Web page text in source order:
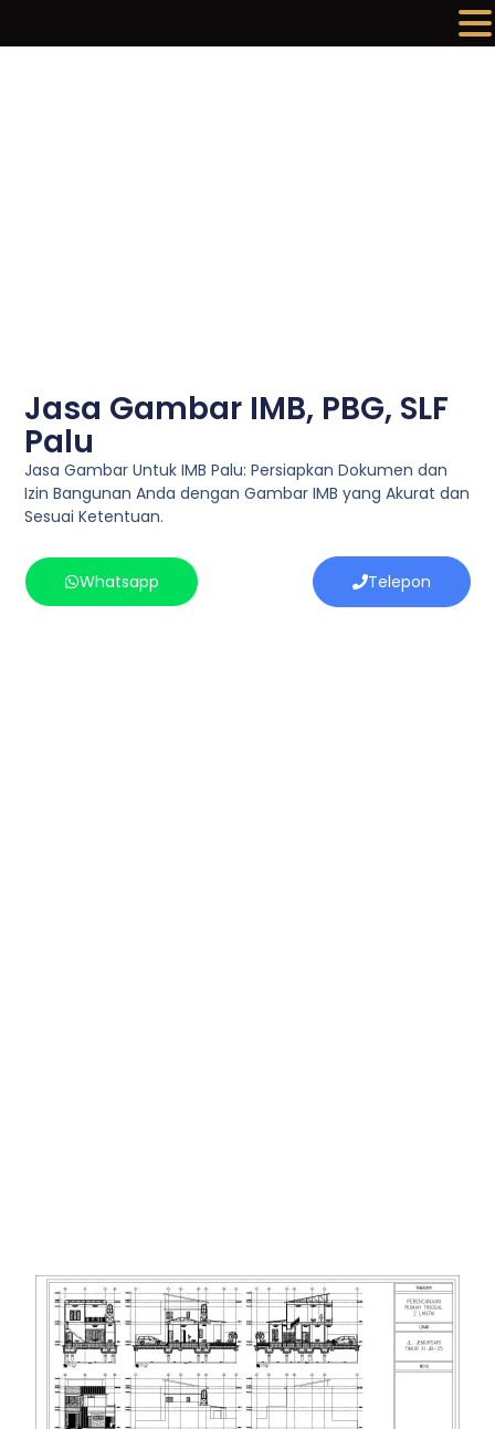
Jasa Gambar IMB, PBG, SLF
Palu
Jasa Gambar Untuk IMB Palu: Persiapkan Dokumen dan
Izin Bangunan Anda dengan Gambar IMB yang Akurat dan
Sesuai Ketentuan.
Whatsapp Telepon